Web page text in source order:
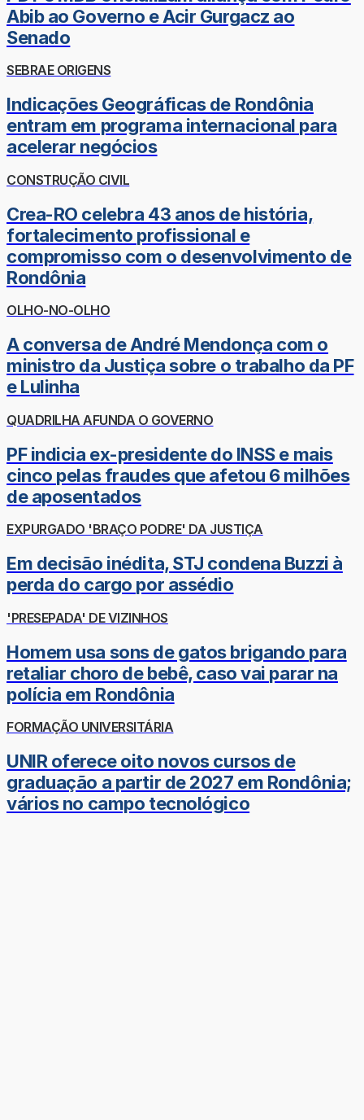
Abib ao Governo e Acir Gurgacz ao
Senado
SEBRAE ORIGENS
Indicações Geográficas de Rondônia
entram em programa internacional para
acelerar negócios
CONSTRUÇÃO CIVIL
Crea-RO celebra 43 anos de história,
fortalecimento profissional e
compromisso com o desenvolvimento de
Rondônia
OLHO-NO-OLHO
A conversa de André Mendonça com o
ministro da Justiça sobre o trabalho da PF
e Lulinha
QUADRILHA AFUNDA O GOVERNO
PF indicia ex-presidente do INSS e mais
cinco pelas fraudes que afetou 6 milhões
de aposentados
EXPURGADO 'BRAÇO PODRE' DA JUSTIÇA
Em decisão inédita, STJ condena Buzzi à
perda do cargo por assédio
'PRESEPADA' DE VIZINHOS
Homem usa sons de gatos brigando para
retaliar choro de bebê, caso vai parar na
polícia em Rondônia
FORMAÇÃO UNIVERSITÁRIA
UNIR oferece oito novos cursos de
graduação a partir de 2027 em Rondônia;
vários no campo tecnológico